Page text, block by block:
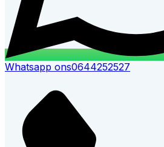
Whatsapp ons0644252527